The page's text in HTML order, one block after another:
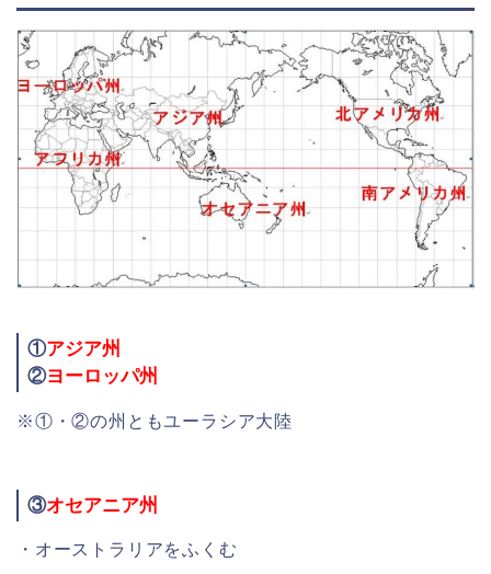
①アジア州
②ヨーロッパ州
※①・②の州ともユーラシア大陸
③オセアニア州
・オーストラリアをふくむ